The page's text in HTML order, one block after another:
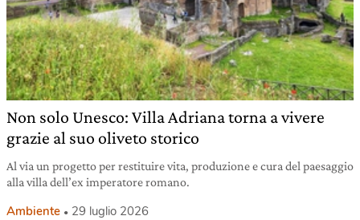
Non solo Unesco: Villa Adriana torna a vivere
grazie al suo oliveto storico
Al via un progetto per restituire vita, produzione e cura del paesaggio
alla villa dell’ex imperatore romano.
Ambiente 29 luglio 2026